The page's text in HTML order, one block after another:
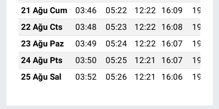
21 Ağu Cum
03:46 05:22 12:22 16:09
19:13
22 Ağu Cts
03:48 05:23 12:22 16:08
19:11
23 Ağu Paz
03:49 05:24 12:22 16:07
19:10
24 Ağu Pts
03:50 05:25 12:21 16:07
19:08
25 Ağu Sal
03:52 05:26 12:21 16:06 19:07